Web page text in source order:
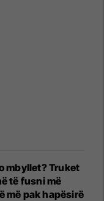
mbyllet? Truket
të fusni më
më pak hapësirë